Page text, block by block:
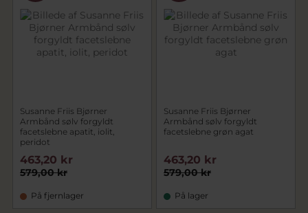
Susanne Friis Bjørner
Armbånd sølv forgyldt
facetslebne apatit, iolit,
peridot
579,00 kr
463,20 kr
På fjernlager
Susanne Friis Bjørner
Armbånd sølv forgyldt
facetslebne grøn agat
579,00 kr
463,20 kr
På lager